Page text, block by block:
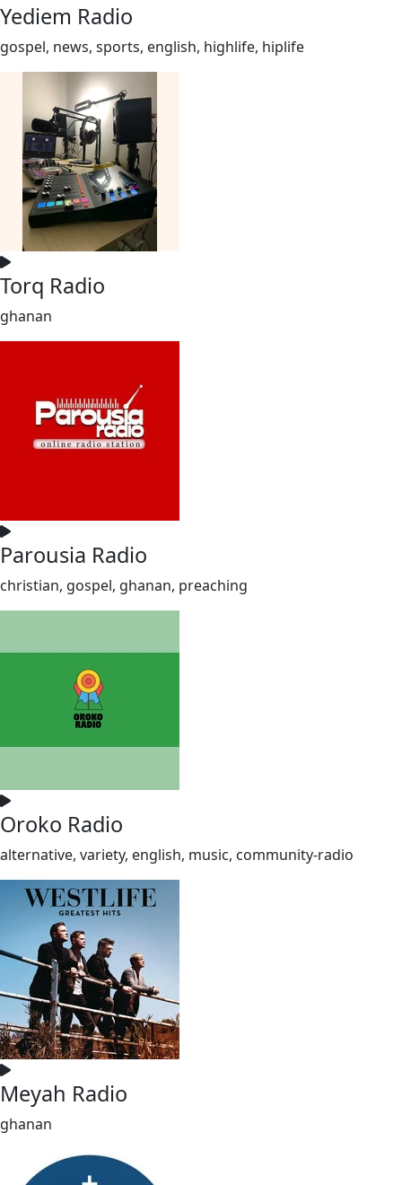
Yediem Radio
gospel, news, sports, english, highlife, hiplife
Torq Radio
ghanan
Parousia Radio
christian, gospel, ghanan, preaching
Oroko Radio
alternative, variety, english, music, community-radio
Meyah Radio
ghanan